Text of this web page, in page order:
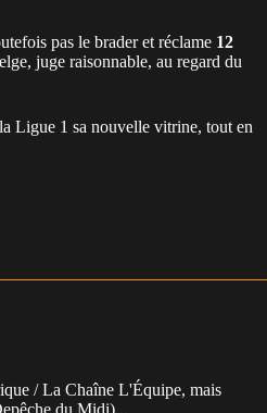
pas le brader et réclame 12
juge raisonnable, au regard du
Ligue 1 sa nouvelle vitrine, tout en
/ La Chaîne L'Équipe, mais
du Midi)...